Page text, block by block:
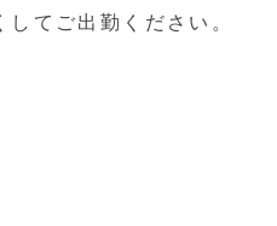
てご出勤ください。